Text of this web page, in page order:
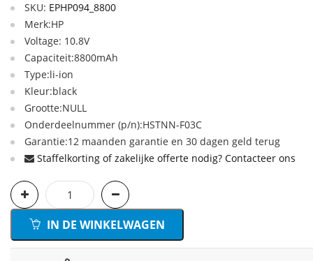
SKU: EPHP094_8800
Merk:HP
Voltage: 10.8V
Capaciteit:8800mAh
Type:li-ion
Kleur:black
Grootte:NULL
Onderdeelnummer (p/n):HSTNN-F03C
Garantie:12 maanden garantie en 30 dagen geld terug
Staffelkorting of zakelijke offerte nodig? Contacteer ons
IN DE WINKELWAGEN